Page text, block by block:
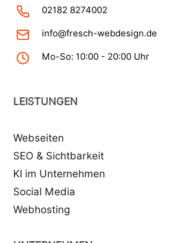
02182 8274002
info@fresch-webdesign.de
Mo-So: 10:00 - 20:00 Uhr
LEISTUNGEN
Webseiten
SEO & Sichtbarkeit
KI im Unternehmen
Social Media
Webhosting